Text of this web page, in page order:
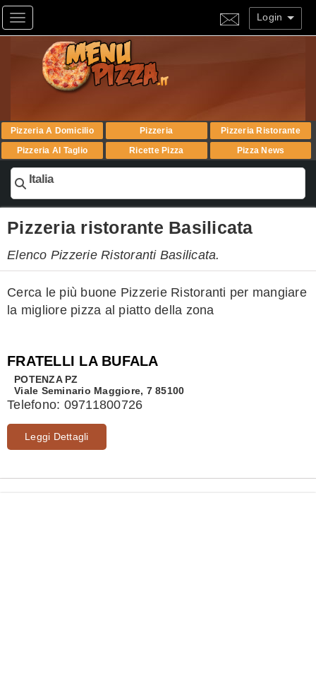
Toggle navigation Login
Pizzeria A Domicilio Pizzeria
Pizzeria Ristorante
Pizzeria Al Taglio
Ricette Pizza Pizza News
Italia
Pizzeria ristorante Basilicata
Elenco Pizzerie Ristoranti Basilicata.
Cerca le più buone Pizzerie Ristoranti per mangiare
la migliore pizza al piatto della zona
FRATELLI LA BUFALA
POTENZA PZ
Viale Seminario Maggiore, 7 85100
Telefono: 09711800726
Leggi Dettagli